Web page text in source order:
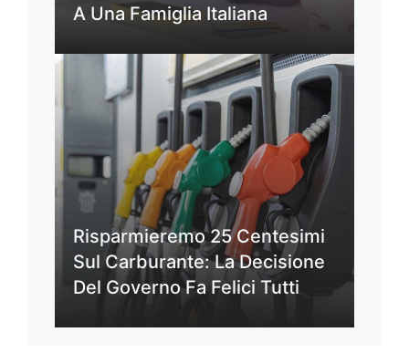
A Una Famiglia Italiana
Risparmieremo 25 Centesimi
Sul Carburante: La Decisione
Del Governo Fa Felici Tutti